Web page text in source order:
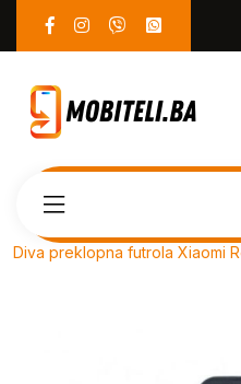
Diva preklopna futrola Xiaomi